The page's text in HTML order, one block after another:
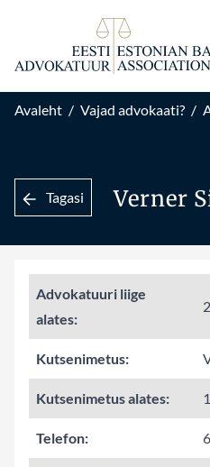
Avaleht / Vajad advokaati? /
Tagasi Verner
Advokatuuri liige
alates:
Kutsenimetus:
Kutsenimetus alates:
Telefon: